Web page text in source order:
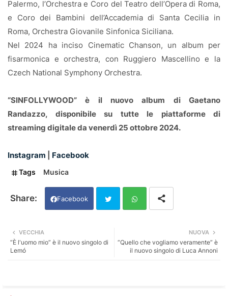
Palermo, l’Orchestra e Coro del Teatro dell’Opera di Roma,
e Coro dei Bambini dell’Accademia di Santa Cecilia in
Roma, Orchestra Giovanile Sinfonica Siciliana.
Nel 2024 ha inciso Cinematic Chanson, un album per
fisarmonica e orchestra, con Ruggiero Mascellino e la
Czech National Symphony Orchestra.
“SINFOLLYWOOD” è il nuovo album di Gaetano
Randazzo, disponibile su tutte le piattaforme di
streaming digitale da venerdì 25 ottobre 2024.
Instagram Facebook
Tags Musica
Facebook
tter ats
NUOVA
“Quello che vogliamo veramente” è
il nuovo singolo di Luca Annoni
VECCHIA
“È l'uomo mio” è il nuovo singolo di
Lemó